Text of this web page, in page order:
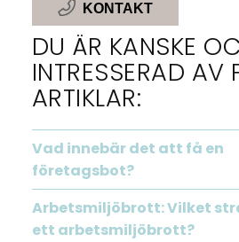
KONTAKT
DU ÄR KANSKE
INTRESSERAD AV
ARTIKLAR:
Vad innebär det att få en
företagsbot?
Arbetsmiljöbrott: Vilket
ett arbetsmiljöbrott?